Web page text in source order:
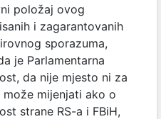
položaj ovog
i zagarantovanih
sporazuma,
je Parlamentarna
da nije mjesto ni za
mijenjati ako o
strane RS-a i FBiH,